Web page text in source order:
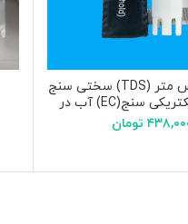
ابزار تی دی اس متر (TDS) سختی سنج
و هدایت الکتریکی سنج(EC) آب در
تومان